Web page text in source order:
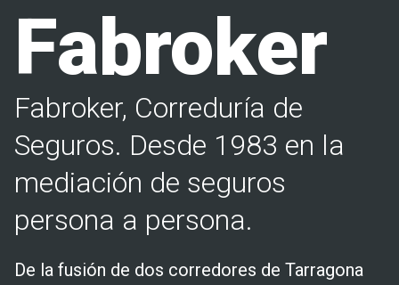
Fabroker
Fabroker, Correduría de
Seguros. Desde 1983 en la
mediación de seguros
persona a persona.
De la fusión de dos corredores de Tarragona